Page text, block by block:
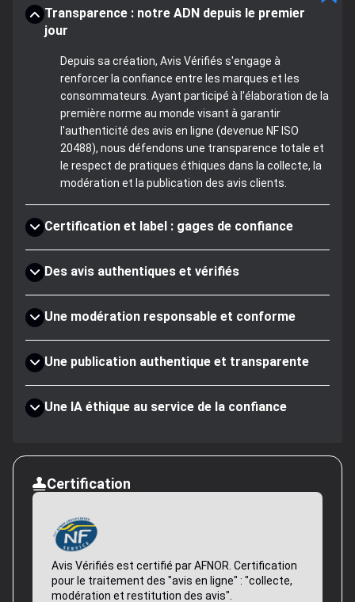
Transparence : notre ADN depuis le premier
jour
Depuis sa création, Avis Vérifiés s'engage à
renforcer la confiance entre les marques et les
consommateurs. Ayant participé à l'élaboration de la
première norme au monde visant à garantir
l'authenticité des avis en ligne (devenue NF ISO
20488), nous défendons une transparence totale et
le respect de pratiques éthiques dans la collecte, la
modération et la publication des avis clients.
Certification et label : gages de confiance
Des avis authentiques et vérifiés
Une modération responsable et conforme
Une publication authentique et transparente
Une IA éthique au service de la confiance
Certification
Avis Vérifiés est certifié par AFNOR. Certification
pour le traitement des "avis en ligne" : "collecte,
modération et restitution des avis".